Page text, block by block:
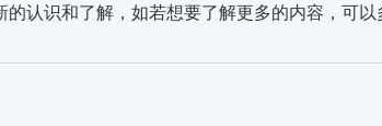
认识和了解，如若想要了解更多的内容，可以